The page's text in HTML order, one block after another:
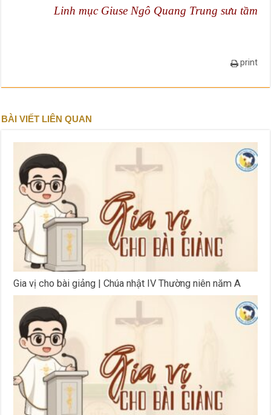
Linh mục Giuse Ngô Quang Trung sưu tầm
print
BÀI VIẾT LIÊN QUAN
Gia vị cho bài giảng | Chúa nhật IV Thường niên năm A